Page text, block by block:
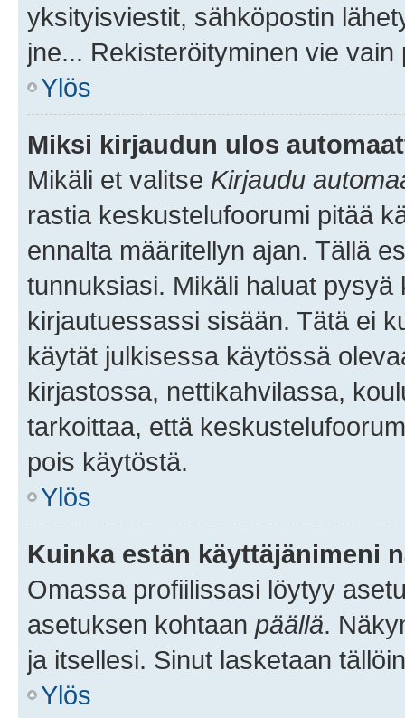
yksityisviestit, sähköpostin
jne... Rekisteröityminen vie
Ylös
Miksi kirjaudun ulos
Mikäli et valitse Kirjaudu
rastia keskustelufoorumi pitää
ennalta määritellyn ajan. Tällä
tunnuksiasi. Mikäli haluat
kirjautuessassi sisään. Tätä ei
käytät julkisessa käytössä
kirjastossa, nettikahvilassa,
tarkoittaa, että
pois käytöstä.
Ylös
Kuinka estän käyttäjänimeni
Omassa profiilissasi löytyy
asetuksen kohtaan päällä.
ja itsellesi. Sinut lasketaan
Ylös